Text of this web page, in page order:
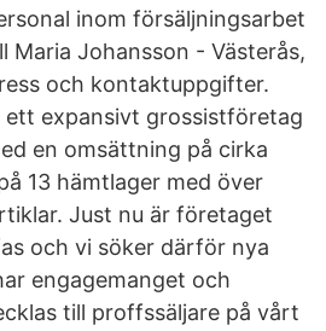
inom försäljningsarbet
Maria Johansson - Västerås,
och kontaktuppgifter.
ett expansivt grossistföretag
en omsättning på cirka
13 hämtlager med över
Just nu är företaget
och vi söker därför nya
engagemanget och
till proffssäljare på vårt